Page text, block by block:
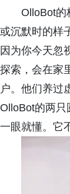
OlloBot的
或沉默时的样
因为你今天忽
探索，会在家
户。他们养过
OlloBot的两只
一眼就懂。它